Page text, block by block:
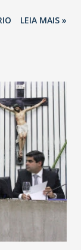
mas
LEIA MAIS »